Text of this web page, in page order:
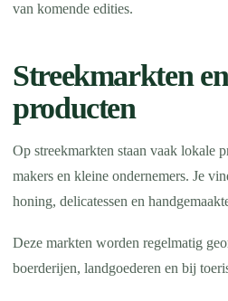
van komende edities.
Streekmarkten
producten
Op streekmarkten staan vaak lokale
makers en kleine ondernemers. Je
honing, delicatessen en
Deze markten worden regelmatig
boerderijen, landgoederen en bij